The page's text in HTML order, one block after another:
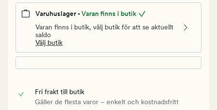
Varuhuslager -Varan finns i butik
Varan finns i butik, välj butik för att se aktuellt
saldo
Välj butik
Fri frakt till butik
Gäller de flesta varor – enkelt och kostnadsfritt